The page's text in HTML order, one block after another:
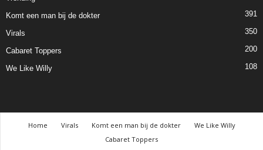
Komt een man bij de dokter 391
Virals 350
Cabaret Toppers 200
We Like Willy 108
Home Virals Komt een man bij de dokter
We Like Willy
Cabaret Toppers